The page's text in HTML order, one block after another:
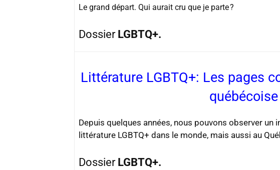
Le grand départ. Qui aurait cru que je parte ?
DossierLGBTQ+.
Littérature LGBTQ+: Les pages
québécoise
Depuis quelques années, nous pouvons observer un
littérature LGBTQ+ dans le monde, mais aussi au
Dossier LGBTQ+.